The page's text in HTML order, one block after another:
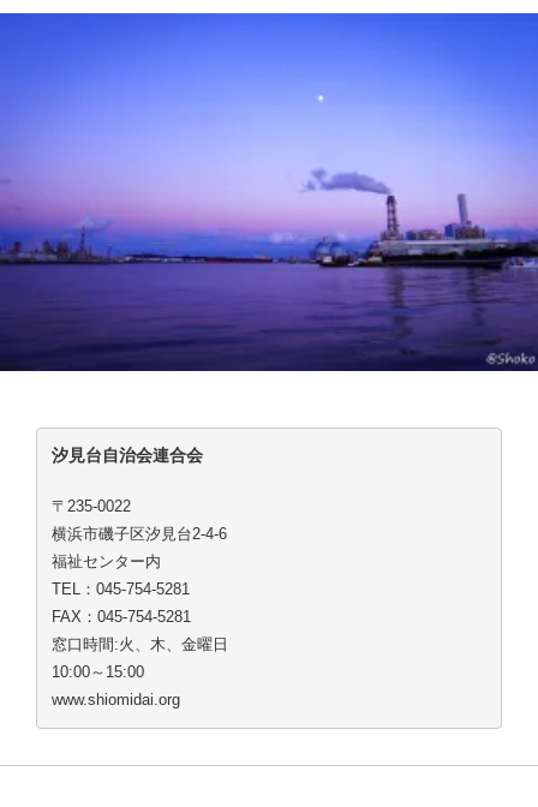
汐見台自治会連合会
〒235-0022
横浜市磯子区汐見台2-4-6
福祉センター内
TEL：045-754-5281
FAX：045-754-5281
窓口時間:火、木、金曜日
10:00～15:00
www.shiomidai.org